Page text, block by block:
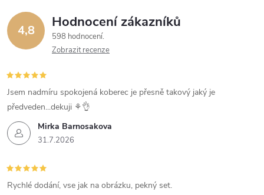
4,8 Hodnocení zákazníků
598 hodnocení
Zobrazit recenze
Mirka Barnosakova
31.7.2026
Jsem nadmíru spokojená koberec je přesně takový jaký je
předveden...dekuji ⚘️👌
Rychlé dodání, vse jak na obrázku, pekný set.